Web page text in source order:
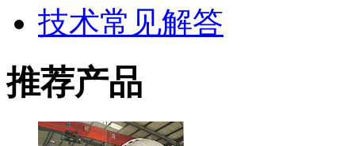
技术常见解答
推荐产品